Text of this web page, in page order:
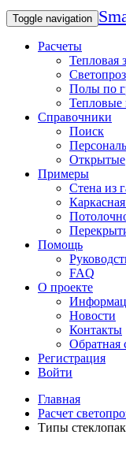
Toggle navigation
Расчеты
Тепловая
Полы по
Тепловые
Справочники
Поиск
Открытые
Примеры
Стена из
Помощь
FAQ
О проекте
Новости
Контакты
Обратная
Регистрация
Войти
Главная
Расчет
Типы